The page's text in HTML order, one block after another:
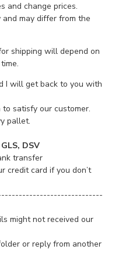
and change prices.
may differ from the
shipping will depend on
I will get back to you with
satisfy our customer.
pallet.
GLS, DSV
transfer
credit card if you don’t
might not received our
or reply from another